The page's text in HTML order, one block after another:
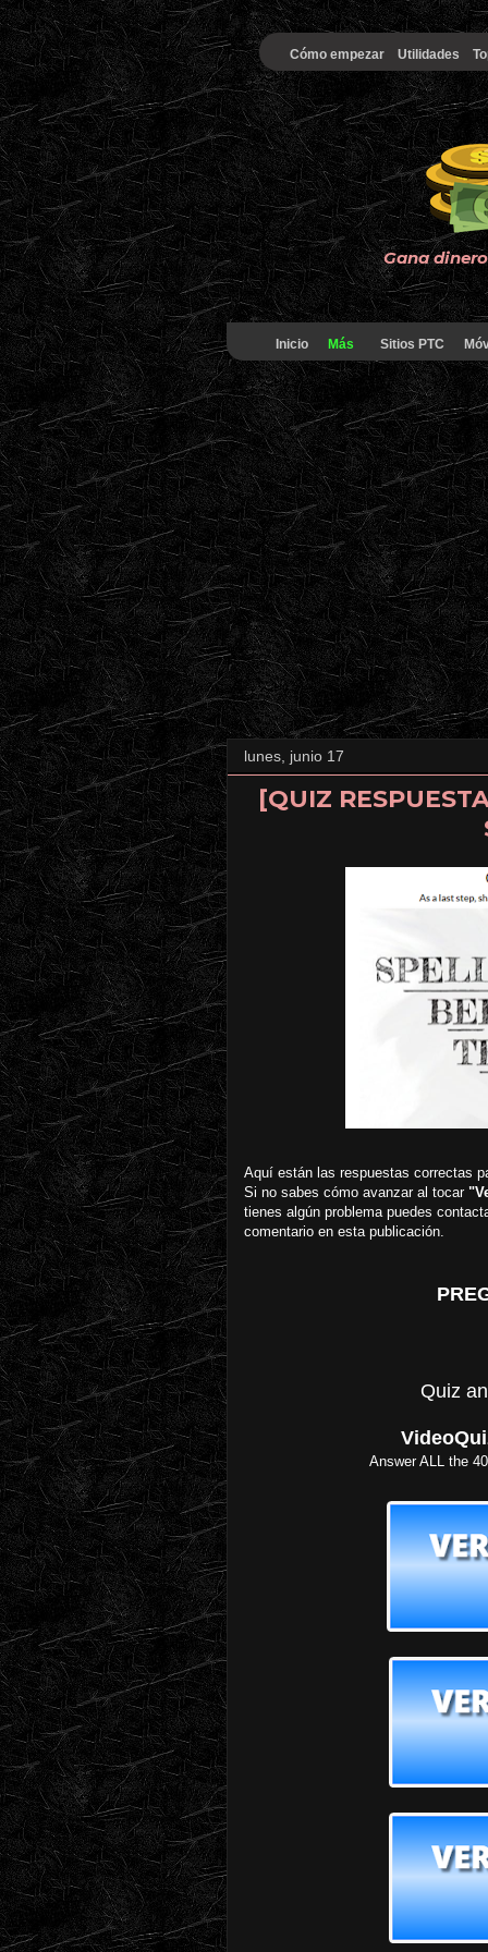
Cómo empezar Utilidades
Gana
Inicio Más Sitios PTC
lunes, junio 17
[QUIZ
Aquí están las respuestas correctas
Si no sabes cómo avanzar al tocar
tienes algún problema puedes
comentario en esta publicación.
Quiz
Answer ALL the